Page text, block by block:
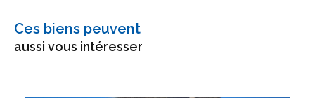
Ces biens peuvent
aussi vous intéresser